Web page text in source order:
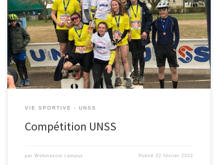
Le campus de Coulommiers avait rendez-vous ce mercredi 16
février pour la première compétition UNSS avec un départ en
masse depuis le début de la crise sanitaire. Au programme le […]
VIE SPORTIVE - UNSS
Compétition UNSS
par Webmestre campus Publié 22 février 2022